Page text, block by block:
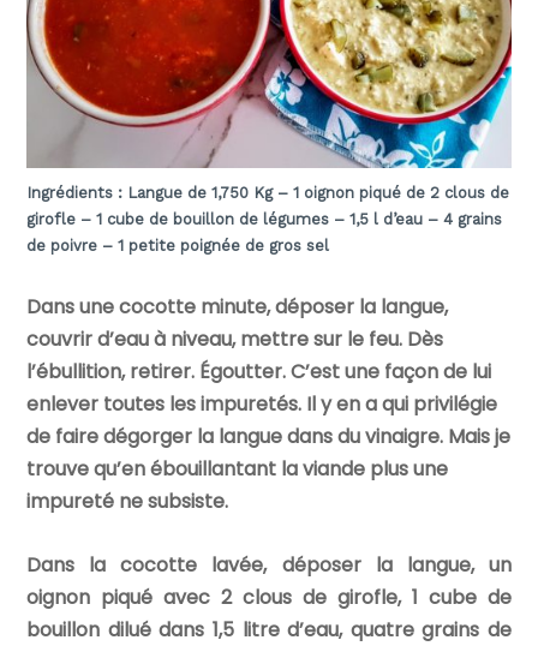
Ingrédients : Langue de 1,750 Kg – 1 oignon piqué de 2 clous de
girofle – 1 cube de bouillon de légumes – 1,5 l d’eau – 4 grains
de poivre – 1 petite poignée de gros sel
Dans une cocotte minute, déposer la langue,
couvrir d’eau à niveau, mettre sur le feu. Dès
l’ébullition, retirer. Égoutter. C’est une façon de lui
enlever toutes les impuretés. Il y en a qui privilégie
de faire dégorger la langue dans du vinaigre. Mais je
trouve qu’en ébouillantant la viande plus une
impureté ne subsiste.
Dans la cocotte lavée, déposer la langue, un
oignon piqué avec 2 clous de girofle, 1 cube de
bouillon dilué dans 1,5 litre d’eau, quatre grains de